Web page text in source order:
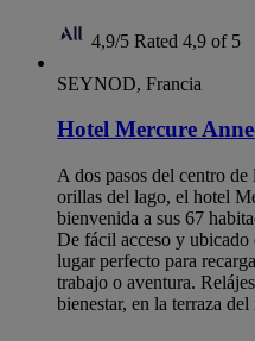
4,9/5 Rated 4,9 of 5
SEYNOD, Francia
Hotel Mercure
A dos pasos del centro
orillas del lago, el hotel
bienvenida a sus 67
De fácil acceso y ubicado
lugar perfecto para
trabajo o aventura.
bienestar, en la terraza